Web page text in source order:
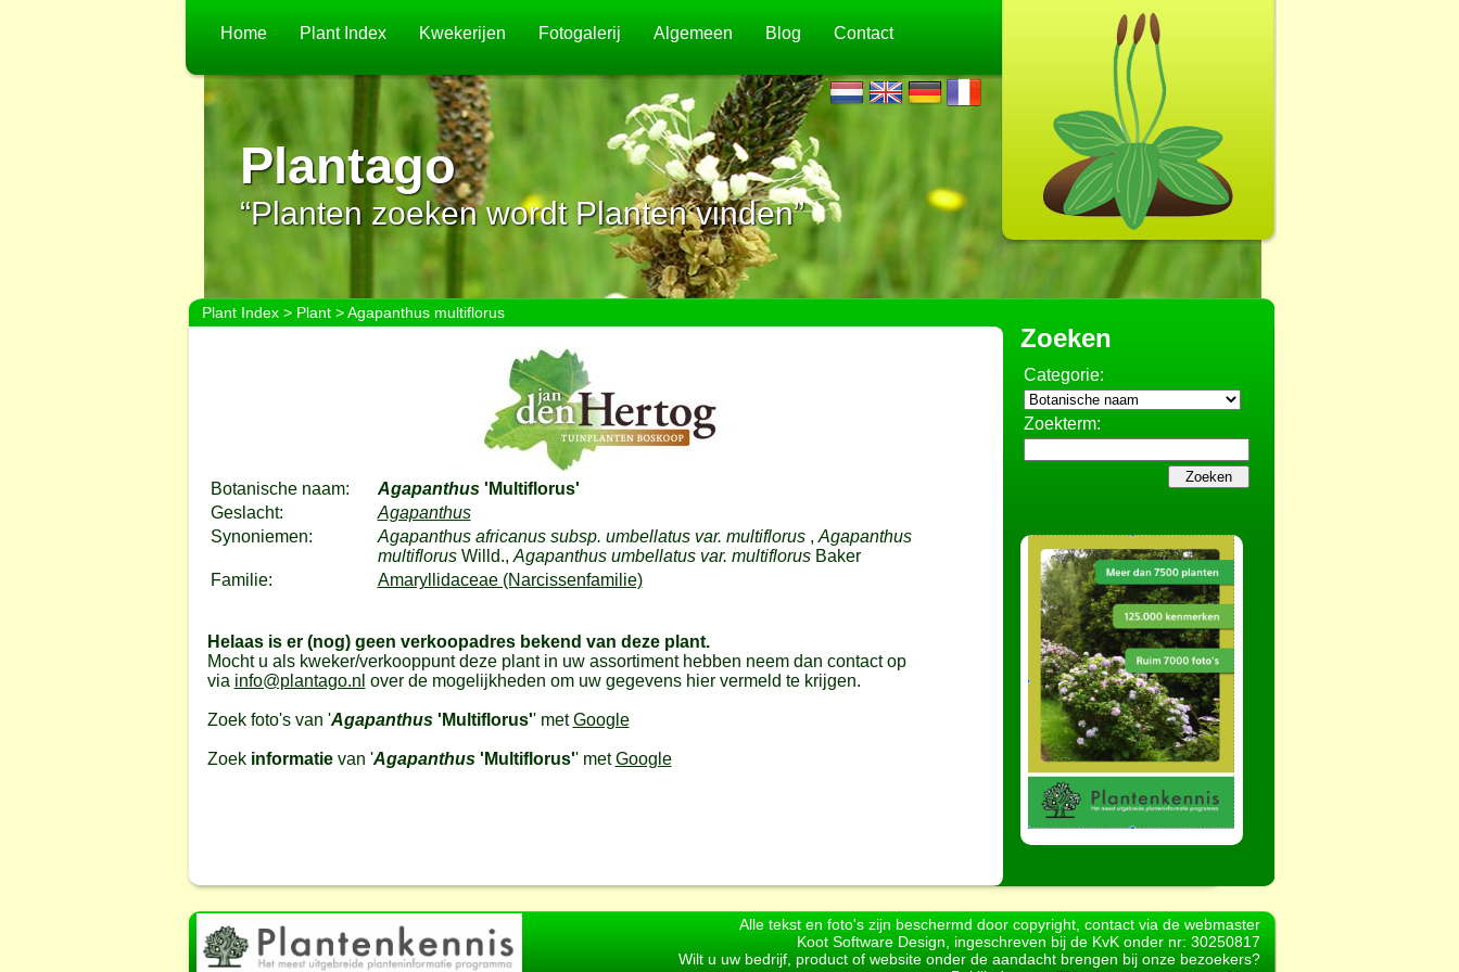
Home Plant Index Kwekerijen Fotogalerij Algemeen Blog Contact
Plantago
“Planten zoeken wordt Planten vinden”
Plant Index> Plant> Agapanthus multiflorus
Botanische naam: Agapanthus'Multiflorus'
Geslacht:
Agapanthus
Synoniemen:
Agapanthus africanus subsp. umbellatus var. multiflorus, Agapanthus
multiflorusWilld., Agapanthus umbellatus var. multiflorusBaker
Familie:
Amaryllidaceae (Narcissenfamilie)
Helaas is er (nog) geen verkoopadres bekend van deze plant.
Mocht u als kweker/verkooppunt deze plant in uw assortiment hebben neem dan contact op
via info@plantago.nl over de mogelijkheden om uw gegevens hier vermeld te krijgen.
Zoek foto's van 'Agapanthus'Multiflorus'' metGoogle
Zoek informatievan 'Agapanthus'Multiflorus'' metGoogle
Zoeken
Categorie:
Zoekterm:
Alle tekst en foto's zijn beschermd door copyright, contact via de webmaster
Koot Software Design, ingeschreven bij de KvK onder nr: 30250817
Wilt u uw bedrijf, product of website onder de aandacht brengen bij onze bezoekers?